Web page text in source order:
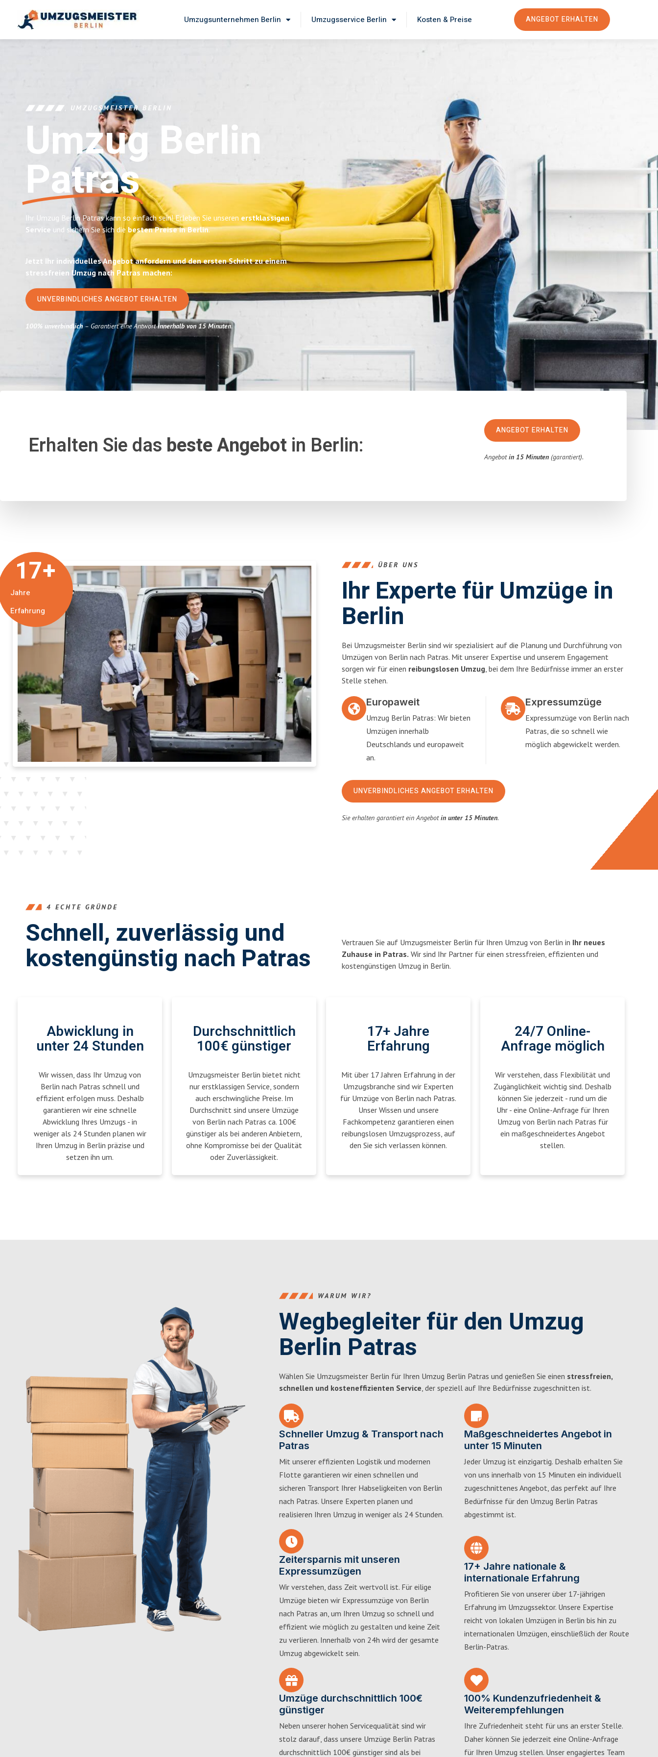
Umzugsunternehmen Berlin Umzugsservice Berlin Kosten & Preise ANGEBOT ERHALTEN
UMZUGSMEISTER BERLIN
Umzug Berlin
Patras
Ihr Umzug Berlin Patras kann so einfach sein! Erleben Sie unseren erstklassigen
Service und sichern Sie sich die besten Preise in Berlin.
Jetzt Ihr individuelles Angebot anfordern und den ersten Schritt zu einem
stressfreien Umzug nach Patras machen:
UNVERBINDLICHES ANGEBOT ERHALTEN
100% unverbindlich– Garantiert eine Antwortinnerhalb von 15 Minuten.
Erhalten Sie das beste Angebot in Berlin:
ANGEBOT ERHALTEN
Angebotin 15 Minuten (garantiert).
Jahre
Erfahrung
17+ ÜBER UNS
Ihr Experte für Umzüge in
Berlin
Bei Umzugsmeister Berlin sind wir spezialisiert auf die Planung und Durchführung von
Umzügen von Berlin nach Patras. Mit unserer Expertise und unserem Engagement
sorgen wir für einen reibungslosen Umzug, bei dem Ihre Bedürfnisse immer an erster
Stelle stehen.
Europaweit
Umzug Berlin Patras: Wir bieten
Umzügen innerhalb
Deutschlands und europaweit
an.
Expressumzüge
Expressumzüge von Berlin nach
Patras, die so schnell wie
möglich abgewickelt werden.
UNVERBINDLICHES ANGEBOT ERHALTEN
Sie erhalten garantiert ein Angebotin unter 15 Minuten.
4 ECHTE GRÜNDE
Schnell, zuverlässig und
kostengünstig nach Patras Vertrauen Sie auf Umzugsmeister Berlin für Ihren Umzug von Berlin in Ihr neues
Zuhause in Patras. Wir sind Ihr Partner für einen stressfreien, effizienten und
kostengünstigen Umzug in Berlin.
Abwicklung in
unter 24 Stunden
Wir wissen, dass Ihr Umzug von
Berlin nach Patras schnell und
effizient erfolgen muss. Deshalb
garantieren wir eine schnelle
Abwicklung Ihres Umzugs - in
weniger als 24 Stunden planen wir
Ihren Umzug in Berlin präzise und
setzen ihn um.
Durchschnittlich
100€ günstiger
Umzugsmeister Berlin bietet nicht
nur erstklassigen Service, sondern
auch erschwingliche Preise. Im
Durchschnitt sind unsere Umzüge
von Berlin nach Patras ca. 100€
günstiger als bei anderen Anbietern,
ohne Kompromisse bei der Qualität
oder Zuverlässigkeit.
17+ Jahre
Erfahrung
Mit über 17 Jahren Erfahrung in der
Umzugsbranche sind wir Experten
für Umzüge von Berlin nach Patras.
Unser Wissen und unsere
Fachkompetenz garantieren einen
reibungslosen Umzugsprozess, auf
den Sie sich verlassen können.
24/7 Online-
Anfrage möglich
Wir verstehen, dass Flexibilität und
Zugänglichkeit wichtig sind. Deshalb
können Sie jederzeit - rund um die
Uhr - eine Online-Anfrage für Ihren
Umzug von Berlin nach Patras für
ein maßgeschneidertes Angebot
stellen.
WARUM WIR?
Wegbegleiter für den Umzug
Berlin Patras
Wählen Sie Umzugsmeister Berlin für Ihren Umzug Berlin Patras und genießen Sie einen stressfreien,
schnellen und kosteneffizienten Service, der speziell auf Ihre Bedürfnisse zugeschnitten ist.
Schneller Umzug & Transport nach
Patras
Mit unserer effizienten Logistik und modernen
Flotte garantieren wir einen schnellen und
sicheren Transport Ihrer Habseligkeiten von Berlin
nach Patras. Unsere Experten planen und
realisieren Ihren Umzug in weniger als 24 Stunden.
Maßgeschneidertes Angebot in
unter 15 Minuten
Jeder Umzug ist einzigartig. Deshalb erhalten Sie
von uns innerhalb von 15 Minuten ein individuell
zugeschnittenes Angebot, das perfekt auf Ihre
Bedürfnisse für den Umzug Berlin Patras
abgestimmt ist.
Zeitersparnis mit unseren
Expressumzügen
Wir verstehen, dass Zeit wertvoll ist. Für eilige
Umzüge bieten wir Expressumzüge von Berlin
nach Patras an, um Ihren Umzug so schnell und
effizient wie möglich zu gestalten und keine Zeit
zu verlieren. Innerhalb von 24h wird der gesamte
Umzug abgewickelt sein.
17+ Jahre nationale &
internationale Erfahrung
Profitieren Sie von unserer über 17-jährigen
Erfahrung im Umzugssektor. Unsere Expertise
reicht von lokalen Umzügen in Berlin bis hin zu
internationalen Umzügen, einschließlich der Route
Berlin-Patras.
Umzüge durchschnittlich 100€
günstiger
Neben unserer hohen Servicequalität sind wir
stolz darauf, dass unsere Umzüge Berlin Patras
durchschnittlich 100€ günstiger sind als bei
100% Kundenzufriedenheit &
Weiterempfehlungen
Ihre Zufriedenheit steht für uns an erster Stelle.
Daher können Sie jederzeit eine Online-Anfrage
für Ihren Umzug stellen. Unser engagiertes Team